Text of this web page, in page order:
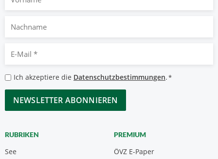
Nachname
Mail
*
Datenschutzbestimmungen
*
Ich akzeptiere die Datenschutzbestimmungen.*
CAPTCHA
RUBRIKEN
See
PREMIUM
ÖVZ E-Paper